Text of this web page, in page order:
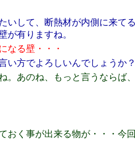
いして、断熱材が内側に来て
が有りますね。
なる壁・・・
い方でよろしいんでしょうか
。あのね、もっと言うならば
おく事が出来る物が・・・今